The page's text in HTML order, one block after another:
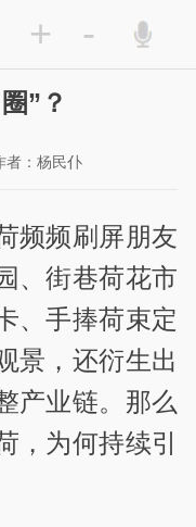
+ -
”？
者：杨民仆
频频刷屏朋友
、街巷荷花市
、手捧荷束定
景，还衍生出
产业链。那么
，为何持续引